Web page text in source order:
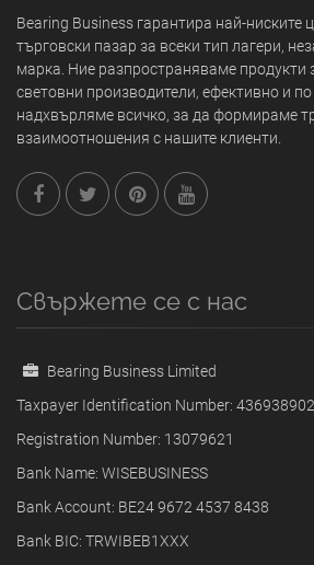
Bearing Business гарантира най-ниските
търговски пазар за всеки тип лагери,
марка. Ние разпространяваме продукти
световни производители, ефективно и
надхвърляме всичко, за да формираме
взаимоотношения с нашите клиенти.
Свържете се с нас
Bearing Business Limited
Taxpayer Identification Number:
Registration Number: 13079621
Bank Name: WISEBUSINESS
Bank Account: BE24 9672 4537 8438
Bank BIC: TRWIBEB1XXX